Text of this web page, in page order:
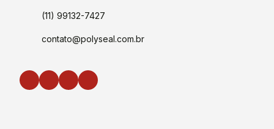
(11) 99132-7427
contato@polyseal.com.br